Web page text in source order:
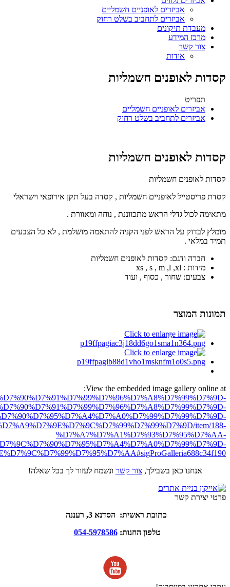
אביזרים לאופניים חשמליים
אביזרים לתחביב בשלט רחוק
מעבדת תיקונים
מרכז המידע
צור קשר
אודות
קסדות לאופנים חשמליות
תפריט
אביזרים לאופניים חשמליים
אביזרים לתחביב בשלט רחוק
קסדות לאופנים חשמליות
קסדות לאופנים חשמליות
קסדת פריסטייל לאופניים חשמליות , קסדה בעל תקן אירופאי וישראלי
מתאימה לכול גדלי הראש מתכווננת , נוחה ומאוורת .
מומלץ לבדוק על הראש לפני הקניה להתאמה מושלמת , לא כל הצבעים
תמיד במלאי .
חברה ודגם: קסדות לאופנים חשמליות
מידות : xs , s , m ,l ,xl
צבעים: שחור , כסוף , ועוד
תמונות המוצר
View the embedded image gallery online at:
item/188-
%D7%A7%D7%A1%D7%93%D7%95%D7%AA-
אנחנו כאן בשבילך,צור קשר ונשמח לעזור לך בכל שאלה!
פרטי יצירת קשר
כתובת ראשית: הסדנא 3, רעננה
טלפון החנות:054-5978586